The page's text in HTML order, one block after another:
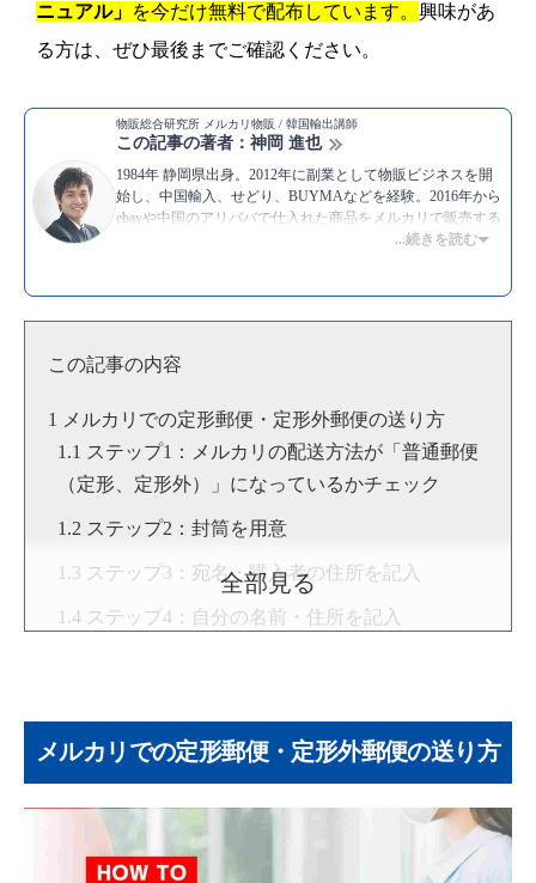
ニュアル」 を今だけ無料で配布しています。 興味があ
る方は、ぜひ最後までご確認ください。
物販総合研究所 メルカリ物販 / 韓国輸出講師
この記事の著者：神岡 進也
1984年 静岡県出身。2012年に副業として物販ビジネスを開
始し、中国輸入、せどり、BUYMAなどを経験。2016年から
ebayや中国のアリババで仕入れた商品をメルカリで販売する
物販を実践中。メルカリでは毎月100件〜150件の取引を行
▶Twitter：https://twitter.com/kamioka0909
▶神岡 進也のプロフィール
...続きを読む
この記事の内容
メルカリでの定形郵便・定形外郵便の送り方
ステップ1：メルカリの配送方法が「普通郵便
（定形、定形外）」になっているかチェック
ステップ2：封筒を用意
ステップ3：宛名・購入者の住所を記入
ステップ4：自分の名前・住所を記入
ステップ7：切手を貼る
ステップ9：購入者に発送の連絡をする
全部見る
メルカリでの定形郵便・定形外郵便の送り方